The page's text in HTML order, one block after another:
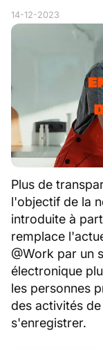
14-12-2023
Plus de
l'objectif de la
introduite à
remplace
@Work par un
électronique
les personnes
des activités
s'enregistrer.